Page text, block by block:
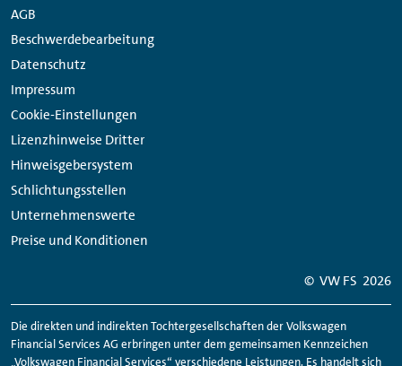
Navigation
AGB
Beschwerdebearbeitung
Datenschutz
Impressum
Cookie-Einstellungen
Lizenzhinweise Dritter
Hinweisgebersystem
Schlichtungsstellen
Unternehmenswerte
Preise und Konditionen
Media
Network
Links
© VW FS 2026
Die direkten und indirekten Tochtergesellschaften der Volkswagen
Financial Services AG erbringen unter dem gemeinsamen Kennzeichen
„Volkswagen Financial Services“ verschiedene Leistungen. Es handelt sich